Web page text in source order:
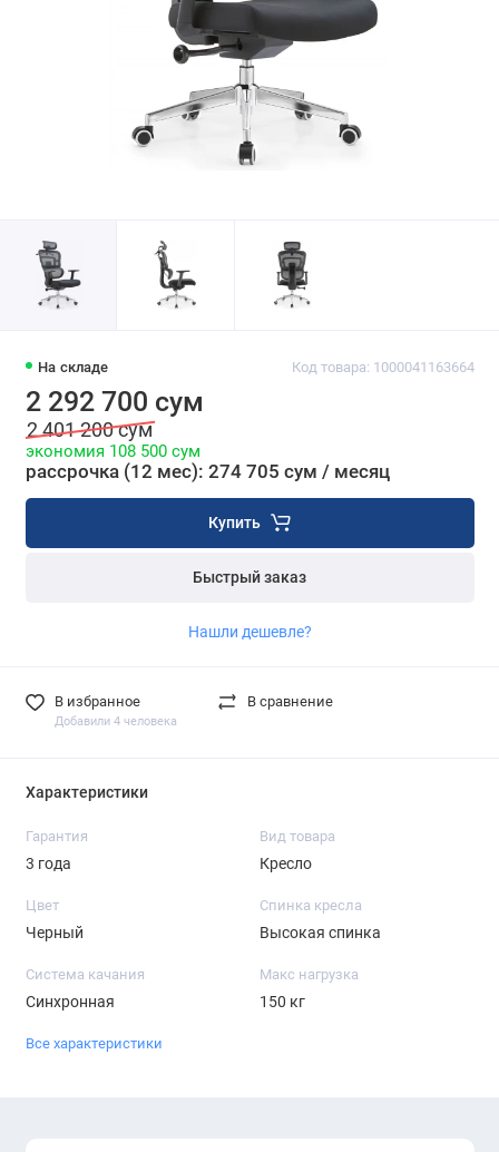
На складе Код товара: 1000041163664
2 292 700 сум
2 401 200 сум
экономия 108 500 сум
рассрочка (12 мес): 274 705 сум / месяц
Купить
Быстрый заказ
Нашли дешевле?
В избранное
Добавили 4 человека
В сравнение
Характеристики
Гарантия
3 года
Вид товара
Кресло
Цвет
Черный
Спинка кресла
Высокая спинка
Система качания
Синхронная
Макс нагрузка
150 кг
Все характеристики